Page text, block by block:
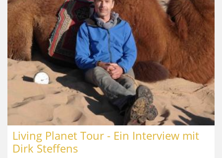
Living Planet Tour - Ein Interview mit
Dirk Steffens